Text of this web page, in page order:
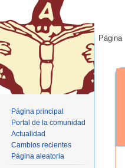
Página
Página principal
Portal de la comunidad
Actualidad
Cambios recientes
Página aleatoria